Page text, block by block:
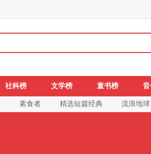
社科榜 文学榜 童书榜
素食者 精选短篇经典 流浪地球